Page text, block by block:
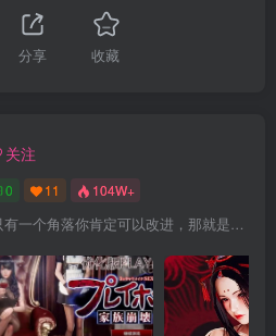
分享 收藏
关注
0 11 104W+
这个宇宙中只有一个角落你肯定可以改进，那就是你自己